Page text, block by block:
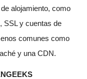
alojamiento, como
SSL y cuentas de
comunes como
y una CDN.